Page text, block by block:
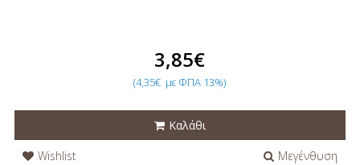
3,85€
(4,35€ με ΦΠΑ 13%)
Καλάθι
Wishlist
Μεγένθυση